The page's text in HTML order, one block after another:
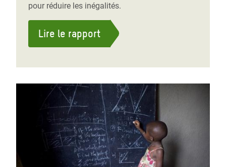
pour réduire les inégalités.
Lire le rapport